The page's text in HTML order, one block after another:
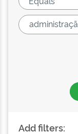
Add filters: